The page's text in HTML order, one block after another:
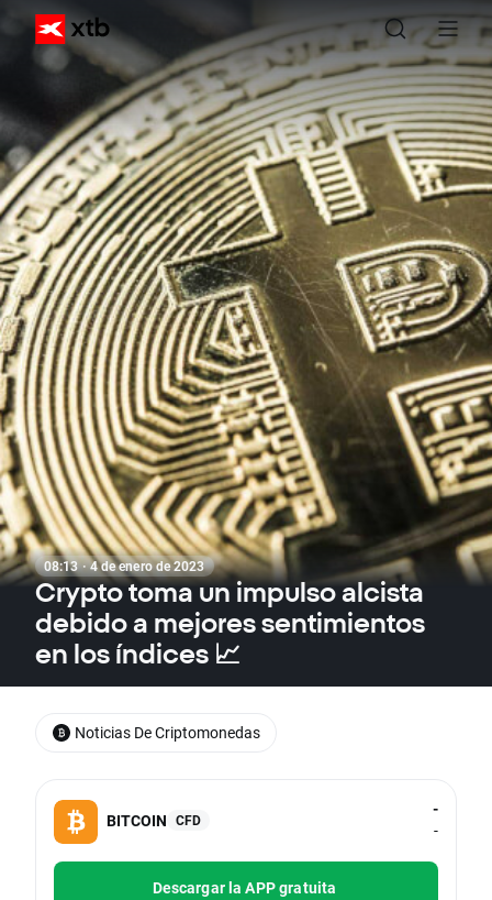
08:13 · 4 de enero de 2023
Crypto toma un impulso alcista
debido a mejores sentimientos
en los índices 📈
BITCOIN CFD
-
-
Descargar la APP gratuita
Noticias De Criptomonedas